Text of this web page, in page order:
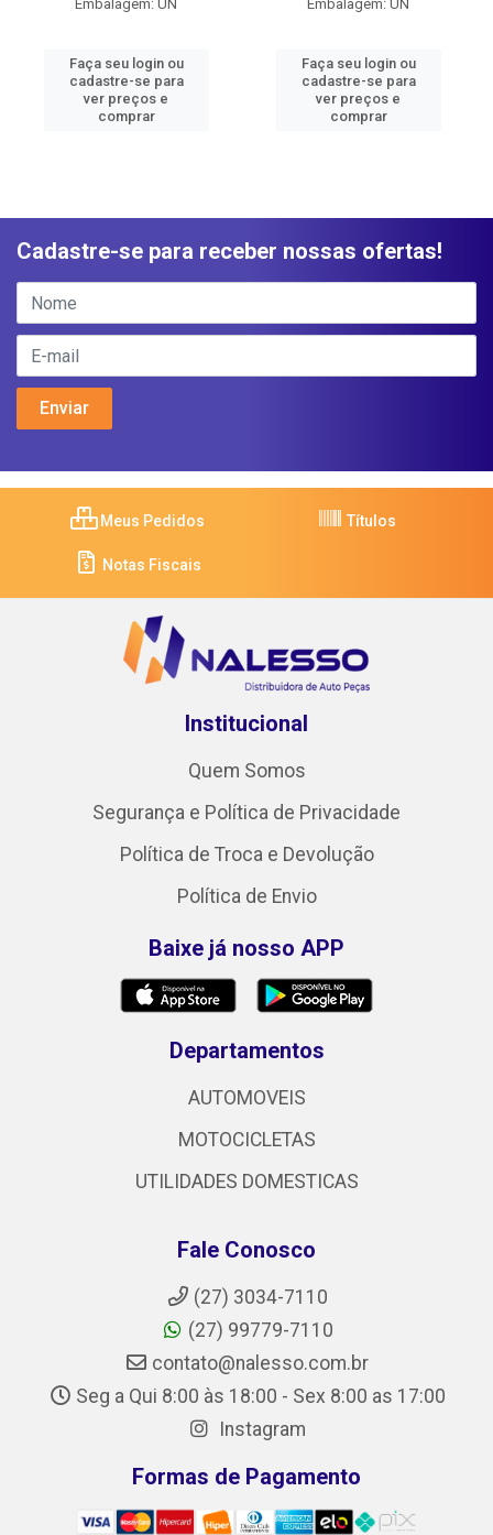
Embalagem: UN
Faça seu login ou
cadastre-se para
ver preços e
comprar
Embalagem: UN
Faça seu login ou
cadastre-se para
ver preços e
comprar
Cadastre-se para receber nossas ofertas!
Meus Pedidos Títulos
Notas Fiscais
Institucional
Quem Somos
Segurança e Política de Privacidade
Política de Troca e Devolução
Política de Envio
Baixe já nosso APP
Departamentos
AUTOMOVEIS
MOTOCICLETAS
UTILIDADES DOMESTICAS
Fale Conosco
(27) 3034-7110
(27) 99779-7110
contato@nalesso.com.br
Seg a Qui 8:00 às 18:00 - Sex 8:00 as 17:00
Instagram
Formas de Pagamento